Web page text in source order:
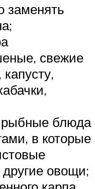
заменять
свежие
рыбные блюда
в которые
овощи;